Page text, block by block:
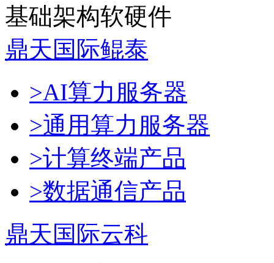
基础架构软硬件
鼎天国际鲲泰
>AI算力服务器
>通用算力服务器
>计算终端产品
>数据通信产品
鼎天国际云科